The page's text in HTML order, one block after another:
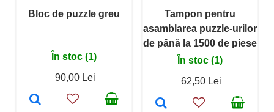
Bloc de puzzle greu
În stoc (1)
90,00 Lei
Tampon pentru
asamblarea puzzle-urilor
de până la 1500 de piese
În stoc (1)
62,50 Lei